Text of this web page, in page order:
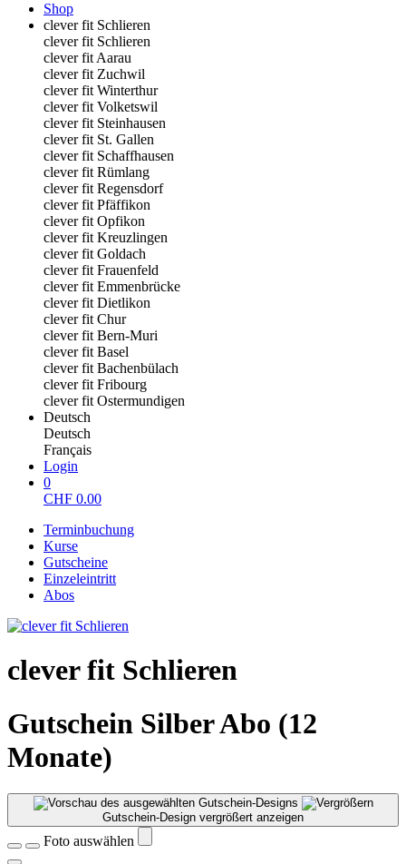
Shop
clever fit Schlieren
clever fit Schlieren
clever fit Aarau
clever fit Zuchwil
clever fit Winterthur
clever fit Volketswil
clever fit Steinhausen
clever fit St. Gallen
clever fit Schaffhausen
clever fit Rümlang
clever fit Regensdorf
clever fit Pfäffikon
clever fit Opfikon
clever fit Kreuzlingen
clever fit Goldach
clever fit Frauenfeld
clever fit Emmenbrücke
clever fit Dietlikon
clever fit Chur
clever fit Bern-Muri
clever fit Basel
clever fit Bachenbülach
clever fit Fribourg
clever fit Ostermundigen
Deutsch
Deutsch
Français
Login
0
CHF 0.00
Terminbuchung
Kurse
Gutscheine
Einzeleintritt
Abos
clever fit Schlieren
Gutschein Silber Abo (12
Monate)
Gutschein-Design vergrößert anzeigen
Foto auswählen